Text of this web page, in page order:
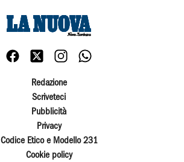
Redazione
Scriveteci
Pubblicità
Privacy
Codice Etico e Modello 231
Cookie policy